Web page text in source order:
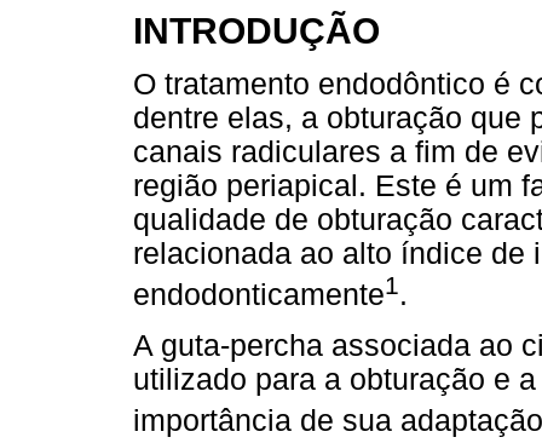
INTRODUÇÃO
O tratamento endodôntico é
dentre elas, a obturação que
canais radiculares a fim de
região periapical. Este é um
qualidade de obturação
relacionada ao alto índice de
endodonticamente1.
A guta-percha associada ao
utilizado para a obturação e
importância de sua